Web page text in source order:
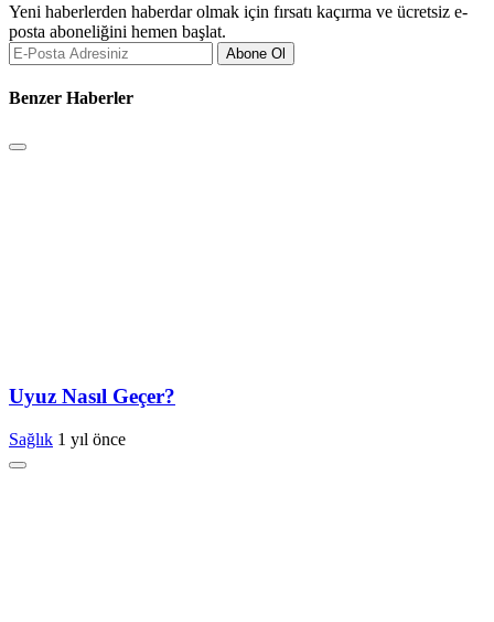
Yeni haberlerden haberdar olmak için fırsatı kaçırma ve ücretsiz e-
posta aboneliğini hemen başlat.
Abone Ol
Benzer Haberler
Uyuz Nasıl Geçer?
Sağlık 1 yıl önce